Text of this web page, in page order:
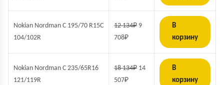
Nokian Nordman C 195/70 R15C
104/102R
12 134₽ 9
708₽
В
корзину
Nokian Nordman C 235/65R16
121/119R
18 134₽ 14
507₽
В
корзину